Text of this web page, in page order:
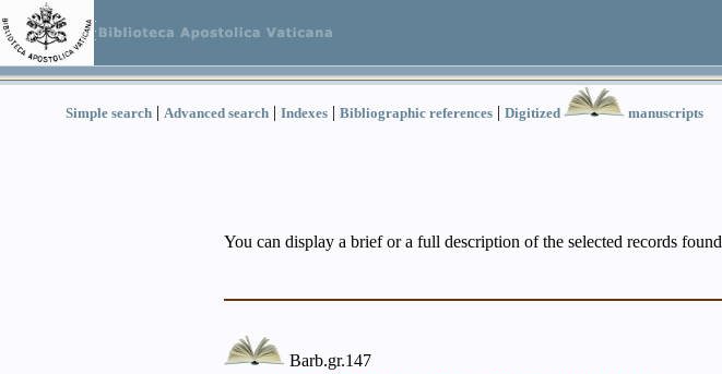
Simple search | Advanced search | Indexes | Bibliographic references | Digitized
manuscripts
You can display a brief or a full description of the selected records found
Barb.gr.147